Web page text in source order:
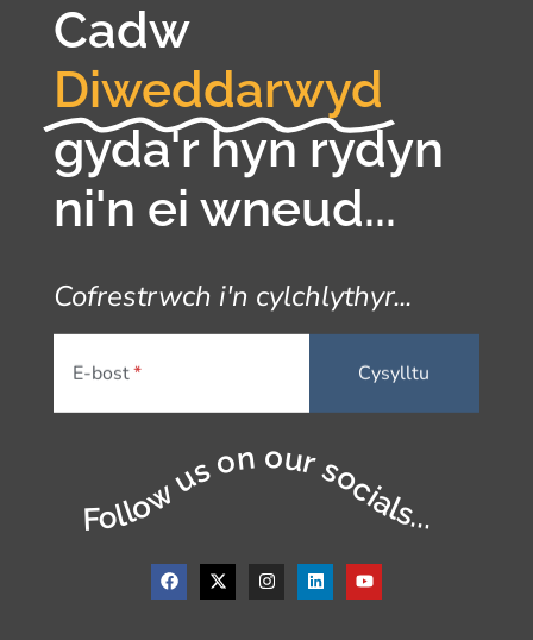
Cadw
Diweddarwyd
gyda'r hyn rydyn
ni'n ei wneud...
Cofrestrwch i'n cylchlythyr...
E-bost
Follow us on our socials...